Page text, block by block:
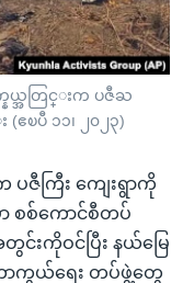
ယ္အတြင္းက ပဇီႀ
ဧၿပီ ၁၁၊ ၂၀၂၃)
ဇီကြီး ကျေးရွာကို
စစ်ကောင်စီတပ်
င်းကိုဝင်ပြီး နယ်မြေ
ာကွယ်ရေး တပ်ဖွဲ့တွေ